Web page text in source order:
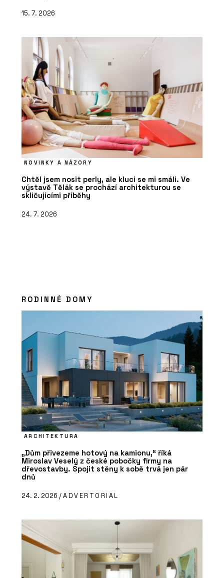
15. 7. 2026
NOVINKY A NÁZORY
Chtěl jsem nosit perly, ale kluci se mi smáli. Ve
výstavě Tělák se prochází architekturou se
skličujícími příběhy
24. 7. 2026
RODINNÉ DOMY
ARCHITEKTURA
„Dům přivezeme hotový na kamionu,“ říká
Miroslav Veselý z české pobočky firmy na
dřevostavby. Spojit stěny k sobě trvá jen pár
dnů
24. 2. 2026 /ADVERTORIAL